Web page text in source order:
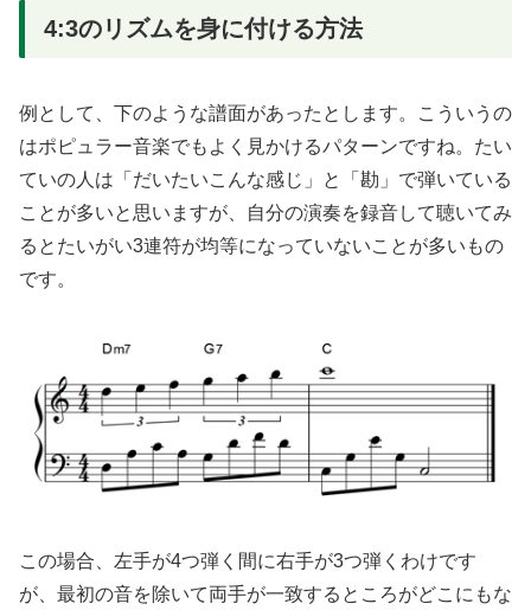
4:3のリズムを身に付ける方法
例として、下のような譜面があったとします。こういうの
はポピュラー音楽でもよく見かけるパターンですね。たい
ていの人は「だいたいこんな感じ」と「勘」で弾いている
ことが多いと思いますが、自分の演奏を録音して聴いてみ
るとたいがい3連符が均等になっていないことが多いもの
です。
この場合、左手が4つ弾く間に右手が3つ弾くわけです
が、最初の音を除いて両手が一致するところがどこにもな